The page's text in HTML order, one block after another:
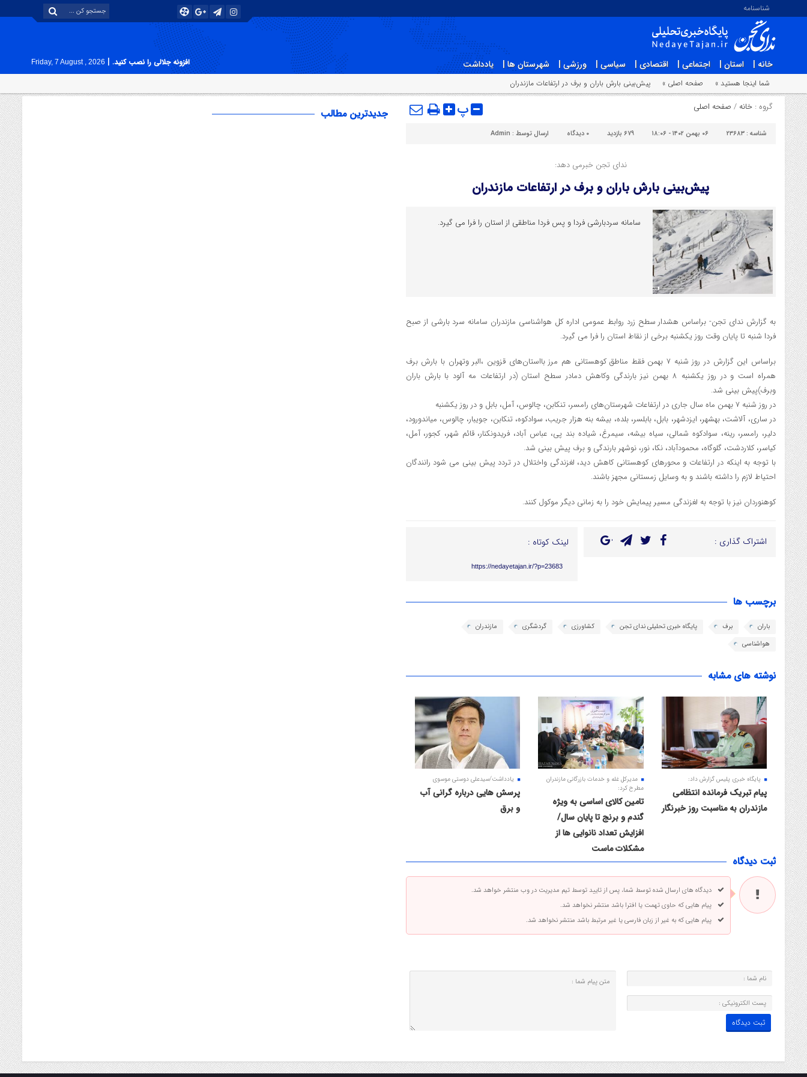
شناسنامه
خانه | استان | اجتماعی | اقتصادی | سیاسی | ورزشی | شهرستان ها | یادداشت افزونه جلالی را نصب کنید. |
Friday, 7 August , 2026
شما اینجا هستید » صفحه اصلی » پیش‌بینی بارش باران و برف در ارتفاعات مازندران
گروه : خانه / صفحه اصلی پ
شناسه : ۲۳۶۸۳ ۰۶ بهمن ۱۴۰۲ - ۱۸:۰۶ ۶۷۹ بازدید ۰ دیدگاه ارسال توسط : Admin
ندای تجن خبرمی دهد:
پیش‌بینی بارش باران و برف در ارتفاعات مازندران
سامانه سردبارشی فردا و پس فردا مناطقی از استان را فرا می گیرد.
به گزارش ندای تجن- براساس هشدار سطح زرد روابط عمومی اداره کل هواشناسی مازندران سامانه سرد بارشی از صبح
فردا شنبه تا پایان وقت روز یکشنبه برخی از نقاط استان را فرا می گیرد.
براساس این گزارش در روز شنبه ۷ بهمن فقط مناطق کوهستانی هم مرز بااستان‌های قزوین ،البر وتهران با بارش برف
همراه است و در روز یکشنبه ۸ بهمن نیز بارندگی وکاهش دمادر سطح استان (در ارتفاعات مه آلود با بارش باران
وبرف)پیش بینی شد.
در روز شنبه ۷ بهمن ماه سال جاری در ارتفاعات شهرستان‌های رامسر، تنکابن، چالوس، آمل، بابل و در روز یکشنبه
در ساري، آلاشت، بهشهر، ايزدشهر، بابل، بابلسر، بلده، بیشه بنه هزار جریب، سوادکوه، تنکابن، جویبار، چالوس، میاندورود،
دلیر، رامسر، رينه، سوادکوه شمالی، سياه بيشه، سیمرغ، شیاده بند پي، عباس آباد، فریدونکنار، قائم شهر، كجور، آمل،
کیاسر، کلاردشت، گلوگاه، محمودآباد، نکا، نور، نوشهر بارندگی و برف پیش بینی شد.
با توجه به اینکه در ارتفاعات و محورهای کوهستانی کاهش دید، لغزندگی واختلال در تردد پیش بینی می شود رانندگان
احتیاط لازم را داشته باشند و به وسایل زمستانی مجهز باشند.
کوهنوردان نیز با توجه به لغزندگی مسیر پیمایش خود را به زمانی دیگر موکول کنند.
اشتراک گذاری : لینک کوتاه :
https://nedayetajan.ir/?p=23683
برچسب ها
باران برف پایگاه خبری تحلیلی ندای تجن کشاورزی گردشگری
مازندران
هواشناسی
نوشته های مشابه
پایگاه خبری پلیس گزارش داد:
پیام تبریک فرمانده انتظامی
مازندران به مناسبت روز خبرنگار
مدیرکل غله و خدمات بازرگانی مازندران
مطرح کرد:
تامین کالای اساسی به ویژه
گندم و برنج تا پایان سال/
افزایش تعداد نانوایی ها از
مشکلات ماست
یادداشت/سیدعلی دوستی موسوی
پرسش هایی درباره گرانی آب
و برق
ثبت دیدگاه
دیدگاه های ارسال شده توسط شما، پس از تایید توسط تیم مدیریت در وب منتشر خواهد شد.
پیام هایی که حاوی تهمت یا افترا باشد منتشر نخواهد شد.
پیام هایی که به غیر از زبان فارسی یا غیر مرتبط باشد منتشر نخواهد شد.
جدیدترین مطالب